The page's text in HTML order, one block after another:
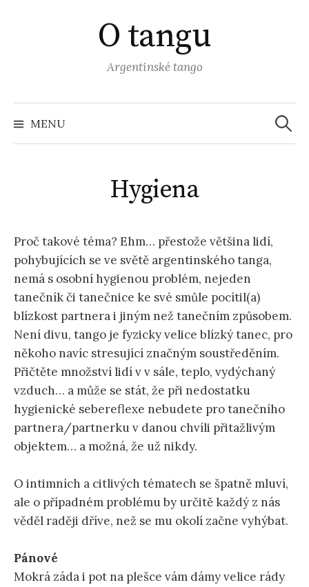
O tangu
Argentinské tango
MENU
Hygiena
Proč takové téma? Ehm… přestože většina lidí,
pohybujících se ve světě argentinského tanga,
nemá s osobní hygienou problém, nejeden
tanečník či tanečnice ke své smůle pocítil(a)
blízkost partnera i jiným než tanečním způsobem.
Není divu, tango je fyzicky velice blízký tanec, pro
někoho navíc stresující značným soustředěním.
Přičtěte množství lidí v v sále, teplo, vydýchaný
vzduch… a může se stát, že při nedostatku
hygienické sebereflexe nebudete pro tanečního
partnera/partnerku v danou chvíli přitažlivým
objektem… a možná, že už nikdy.
O intimních a citlivých tématech se špatně mluví,
ale o případném problému by určitě každý z nás
věděl raději dříve, než se mu okolí začne vyhýbat.
Pánové
Mokrá záda i pot na plešce vám dámy velice rády